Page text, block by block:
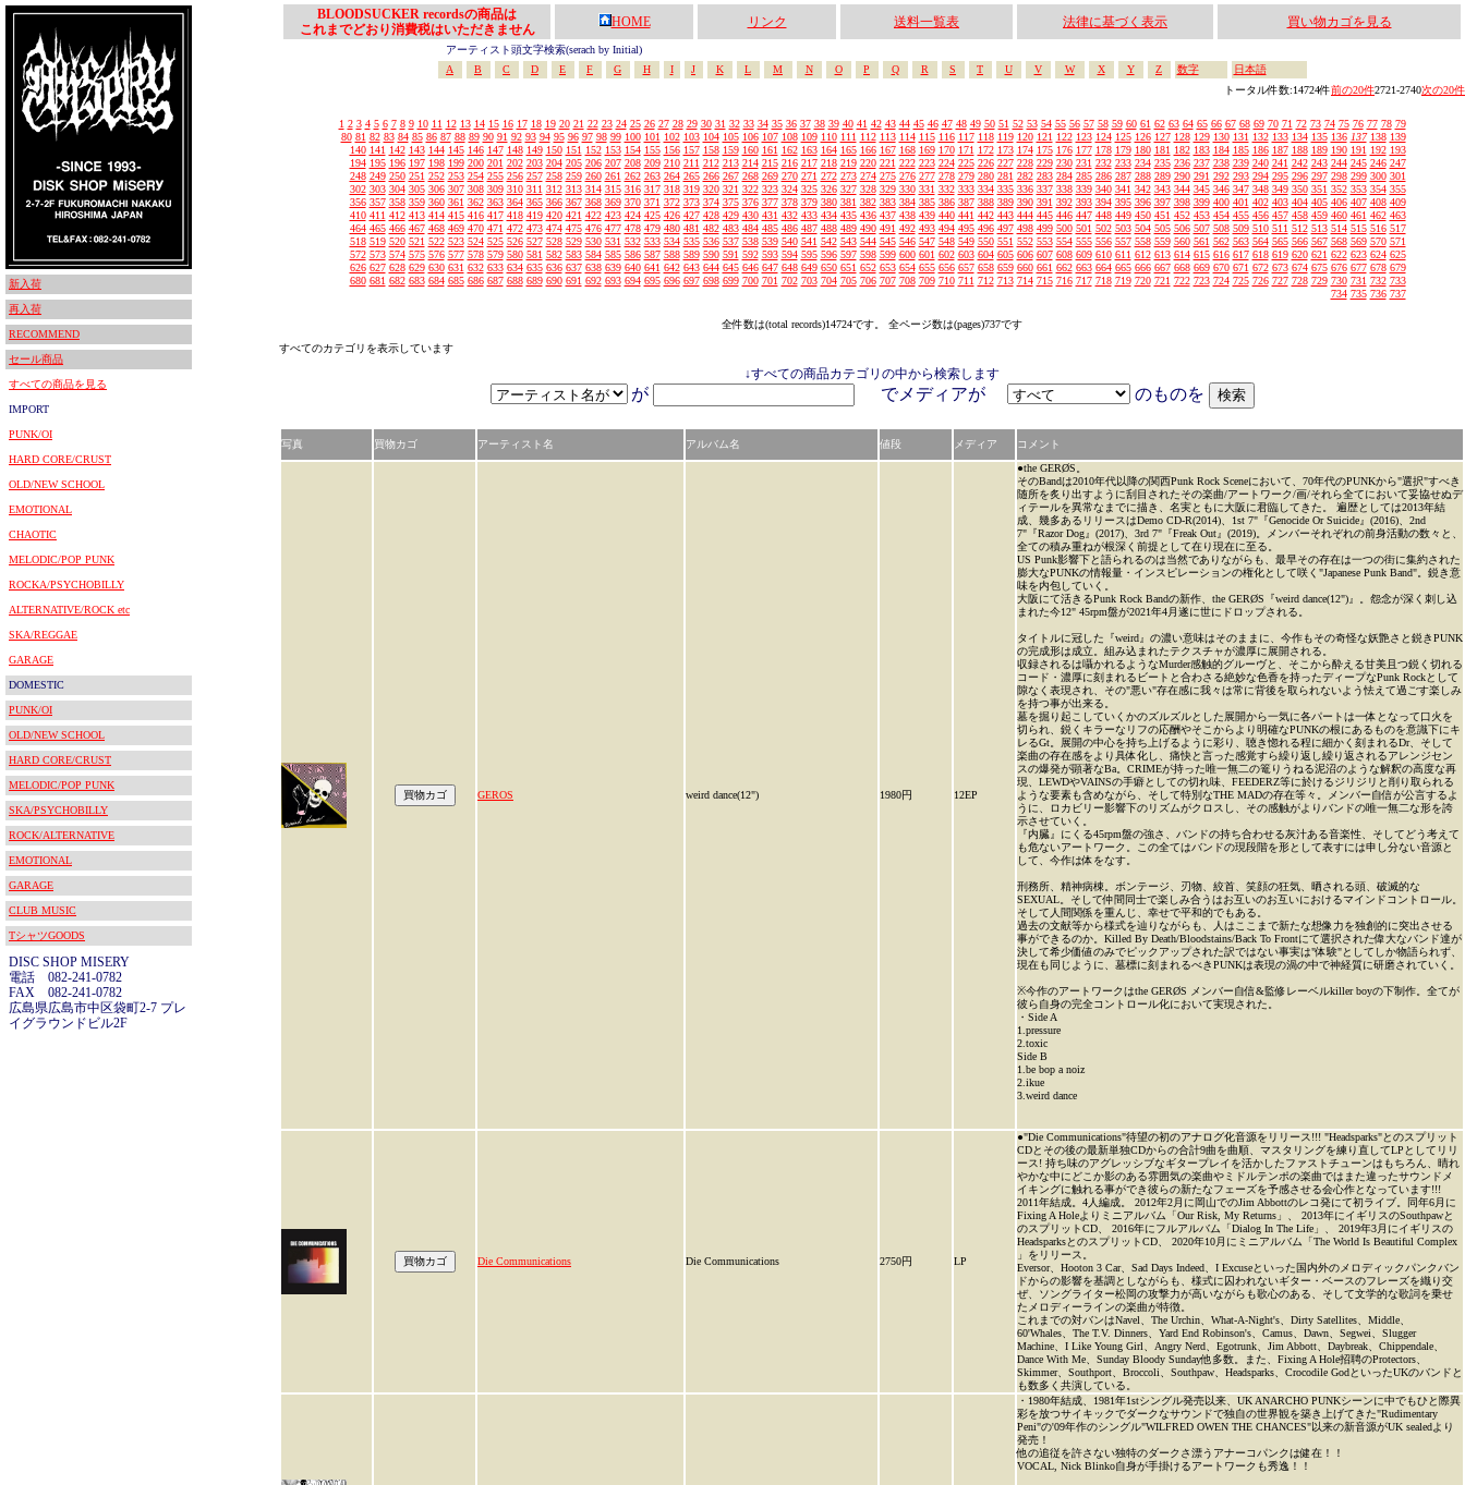
新入荷
再入荷
RECOMMEND
セール商品
すべての商品を見る
IMPORT
PUNK/OI
HARD CORE/CRUST
OLD/NEW SCHOOL
EMOTIONAL
CHAOTIC
MELODIC/POP PUNK
ROCKA/PSYCHOBILLY
ALTERNATIVE/ROCK etc
SKA/REGGAE
GARAGE
DOMESTIC
PUNK/OI
OLD/NEW SCHOOL
HARD CORE/CRUST
MELODIC/POP PUNK
SKA/PSYCHOBILLY
ROCK/ALTERNATIVE
EMOTIONAL
GARAGE
CLUB MUSIC
TシャツGOODS
DISC SHOP MISERY
電話 082-241-0782
FAX 082-241-0782
広島県広島市中区袋町2-7 プレ
イグラウンドビル2F
BLOODSUCKER recordsの商品は
これまでどおり消費税はいただきません
HOME リンク 送料一覧表 法律に基づく表示 買い物カゴを見る
アーティスト頭文字検索(serach by Initial)
A
B C D E F G H I J K L M N O P Q R S T U V W X Y Z 数字
日本語
トータル件数:14724件前の20件2721-2740次の20件
1 2 3 4 5 6 7 8 9 10 11 12 13 14 15 16 17 18 19 20 21 22 23 24 25 26 27 28 29 30 31 32 33 34 35 36 37 38 39 40 41 42 43 44 45 46 47 48 49 50 51 52 53 54 55 56 57 58 59 60 61 62 63 64 65 66 67 68 69 70 71 72 73 74 75 76 77 78 79
80 81 82 83 84 85 86 87 88 89 90 91 92 93 94 95 96 97 98 99 100 101 102 103 104 105 106 107 108 109 110 111 112 113 114 115 116 117 118 119 120 121 122 123 124 125 126 127 128 129 130 131 132 133 134 135 136 137 138 139
140 141 142 143 144 145 146 147 148 149 150 151 152 153 154 155 156 157 158 159 160 161 162 163 164 165 166 167 168 169 170 171 172 173 174 175 176 177 178 179 180 181 182 183 184 185 186 187 188 189 190 191 192 193
194 195 196 197 198 199 200 201 202 203 204 205 206 207 208 209 210 211 212 213 214 215 216 217 218 219 220 221 222 223 224 225 226 227 228 229 230 231 232 233 234 235 236 237 238 239 240 241 242 243 244 245 246 247
248 249 250 251 252 253 254 255 256 257 258 259 260 261 262 263 264 265 266 267 268 269 270 271 272 273 274 275 276 277 278 279 280 281 282 283 284 285 286 287 288 289 290 291 292 293 294 295 296 297 298 299 300 301
302 303 304 305 306 307 308 309 310 311 312 313 314 315 316 317 318 319 320 321 322 323 324 325 326 327 328 329 330 331 332 333 334 335 336 337 338 339 340 341 342 343 344 345 346 347 348 349 350 351 352 353 354 355
356 357 358 359 360 361 362 363 364 365 366 367 368 369 370 371 372 373 374 375 376 377 378 379 380 381 382 383 384 385 386 387 388 389 390 391 392 393 394 395 396 397 398 399 400 401 402 403 404 405 406 407 408 409
410 411 412 413 414 415 416 417 418 419 420 421 422 423 424 425 426 427 428 429 430 431 432 433 434 435 436 437 438 439 440 441 442 443 444 445 446 447 448 449 450 451 452 453 454 455 456 457 458 459 460 461 462 463
464 465 466 467 468 469 470 471 472 473 474 475 476 477 478 479 480 481 482 483 484 485 486 487 488 489 490 491 492 493 494 495 496 497 498 499 500 501 502 503 504 505 506 507 508 509 510 511 512 513 514 515 516 517
518 519 520 521 522 523 524 525 526 527 528 529 530 531 532 533 534 535 536 537 538 539 540 541 542 543 544 545 546 547 548 549 550 551 552 553 554 555 556 557 558 559 560 561 562 563 564 565 566 567 568 569 570 571
572 573 574 575 576 577 578 579 580 581 582 583 584 585 586 587 588 589 590 591 592 593 594 595 596 597 598 599 600 601 602 603 604 605 606 607 608 609 610 611 612 613 614 615 616 617 618 619 620 621 622 623 624 625
626 627 628 629 630 631 632 633 634 635 636 637 638 639 640 641 642 643 644 645 646 647 648 649 650 651 652 653 654 655 656 657 658 659 660 661 662 663 664 665 666 667 668 669 670 671 672 673 674 675 676 677 678 679
680 681 682 683 684 685 686 687 688 689 690 691 692 693 694 695 696 697 698 699 700 701 702 703 704 705 706 707 708 709 710 711 712 713 714 715 716 717 718 719 720 721 722 723 724 725 726 727 728 729 730 731 732 733
734 735 736 737
全件数は(total records)14724です。 全ページ数は(pages)737です
すべてのカテゴリを表示しています
↓すべての商品カテゴリの中から検索します
が でメディアが のものを
写真 買物カゴ アーティスト名 アルバム名 値段 メディア コメント
GEROS weird dance(12") 1980円 12EP
●the GERØS。
そのBandは2010年代以降の関西Punk Rock Sceneにおいて、70年代のPUNKから"選択"すべき
随所を炙り出すように刮目されたその楽曲/アートワーク/画/それら全てにおいて妥協せぬデ
ィテールを異常なまでに描き、名実ともに大阪に君臨してきた。 遍歴としては2013年結
成、幾多あるリリースはDemo CD-R(2014)、1st 7"『Genocide Or Suicide』(2016)、2nd
7"『Razor Dog』(2017)、3rd 7"『Freak Out』(2019)。メンバーそれぞれの前身活動の数々と、
全ての積み重ねが根深く前提として在り現在に至る。
US Punk影響下と語られるのは当然でありながらも、最早その存在は一つの街に集約された
膨大なPUNKの情報量・インスピレーションの権化として咲く"Japanese Punk Band"。鋭き意
味を内包していく。
大阪にて活きるPunk Rock Bandの新作、the GERØS『weird dance(12")』。怨念が深く刺し込
まれた今12" 45rpm盤が2021年4月遂に世にドロップされる。
タイトルに冠した『weird』の濃い意味はそのままに、今作もその奇怪な妖艶さと鋭きPUNK
の完成形は成立。組み込まれたテクスチャが濃厚に展開される。
収録されるは囁かれるようなMurder感触的グルーヴと、そこから酔える甘美且つ鋭く切れる
コード・濃厚に刻まれるビートと合わさる絶妙な色香を持ったディープなPunk Rockとして
隙なく表現され、その"悪い"存在感に我々は常に背後を取られないよう怯えて過ごす楽しみ
を持つ事が出来る。
墓を掘り起こしていくかのズルズルとした展開から一気に各パートは一体となって口火を
切られ、鋭くキラーなリフの応酬やそこからより明確なPUNKの根にあるものを意識下にキ
レるGt。展開の中心を持ち上げるように彩り、聴き惚れる程に細かく刻まれるDr、そして
楽曲の存在感をより具体化し、痛快と言った感覚すら繰り返し繰り返されるアレンジセン
スの爆発が顕著なBa。CRIMEが持った唯一無二の篭りうねる泥沼のような解釈の高度な再
現、LEWDやVAINSの手癖としての切れ味、FEEDERZ等に於けるジリジリと削り取られる
ような要素も含めながら、そして特別なTHE MADの存在等々。メンバー自信が公言するよ
うに、ロカビリー影響下のリズムがクロスし、その感触がよりバンドの唯一無二な形を誇
示させていく。
『内臓』にくる45rpm盤の強さ、バンドの持ち合わせる灰汁ある音楽性、そしてどう考えて
も危ないアートワーク。この全てはバンドの現段階を形として表すには申し分ない音源と
して、今作は体をなす。
刑務所、精神病棟。ボンテージ、刃物、絞首、笑顔の狂気、晒される頭、破滅的な
SEXUAL。そして仲間同士で楽しみ合うはお互いのお互いにおけるマインドコントロール。
そして人間関係を重んじ、幸せで平和的でもある。
過去の文献等から様式を辿りながらも、人はここまで新たな想像力を独創的に突出させる
事ができるのか。Killed By Death/Bloodstains/Back To Frontにて選択された偉大なバンド達が
決して希少価値のみでピックアップされた訳ではない事実は"体験"としてしか物語られず、
現在も同じように、墓標に刻まれるべきPUNKは表現の渦の中で神経質に研磨されていく。
※今作のアートワークはthe GERØS メンバー自信&監修レーベルkiller boyの下制作。全てが
彼ら自身の完全コントロール化において実現された。
・Side A
1.pressure
2.toxic
Side B
1.be bop a noiz
2.ikue
3.weird dance
Die Communications Die Communications 2750円 LP
●"Die Communications"待望の初のアナログ化音源をリリース!!! "Headsparks"とのスプリット
CDとその後の最新単独CDからの合計9曲を曲順、マスタリングを練り直してLPとしてリリ
ース! 持ち味のアグレッシブなギタープレイを活かしたファストチューンはもちろん、晴れ
やかな中にどこか影のある雰囲気の楽曲やミドルテンポの楽曲ではまた違ったサウンドメ
イキングに触れる事ができ彼らの新たなフェーズを予感させる会心作となっています!!!
2011年結成。4人編成。 2012年2月に岡山でのJim Abbottのレコ発にて初ライブ。同年6月に
Fixing A Holeよりミニアルバム「Our Risk, My Returns」、 2013年にイギリスのSouthpawと
のスプリットCD、 2016年にフルアルバム「Dialog In The Life」、 2019年3月にイギリスの
HeadsparksとのスプリットCD、 2020年10月にミニアルバム「The World Is Beautiful Complex
」をリリース。
Eversor、Hooton 3 Car、Sad Days Indeed、I Excuseといった国内外のメロディックパンクバン
ドからの影響を基調としながらも、様式に囚われないギター・ベースのフレーズを織り交
ぜ、ソングライター松岡の攻撃力が高いながらも歌心のある、そして文学的な歌詞を乗せ
たメロディーラインの楽曲が特徴。
これまでの対バンはNavel、The Urchin、What-A-Night's、Dirty Satellites、Middle、
60'Whales、The T.V. Dinners、Yard End Robinson's、Camus、Dawn、Segwei、Slugger
Machine、I Like Young Girl、Angry Nerd、Egotrunk、Jim Abbott、Daybreak、Chippendale、
Dance With Me、Sunday Bloody Sunday他多数。また、Fixing A Hole招聘のProtectors、
Skimmer、Southport、Broccoli、Southpaw、Headsparks、Crocodile GodといったUKのバンドと
も数多く共演している。
・1980年結成、1981年1stシングル発売以来、UK ANARCHO PUNKシーンに中でもひと際異
彩を放つサイキックでダークなサウンドで独自の世界観を築き上げてきた"Rudimentary
Peni"の'09年作のシングル"WILFRED OWEN THE CHANCES"以来の新音源がUK sealedより
発売！
他の追従を許さない独特のダークさ漂うアナーコパンクは健在！！
VOCAL, Nick Blinko自身が手掛けるアートワークも秀逸！！